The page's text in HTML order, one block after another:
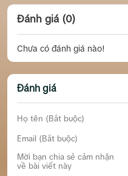
Đánh giá (0)
Chưa có đánh giá nào!
Đánh giá